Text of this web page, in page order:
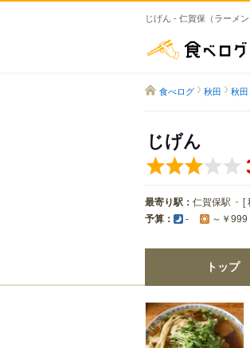
じげん - 仁賀保（ラーメン
食べログ 秋田 秋
じげん
最寄り駅： 仁賀保駅 [
予算： - ～￥999
トップ